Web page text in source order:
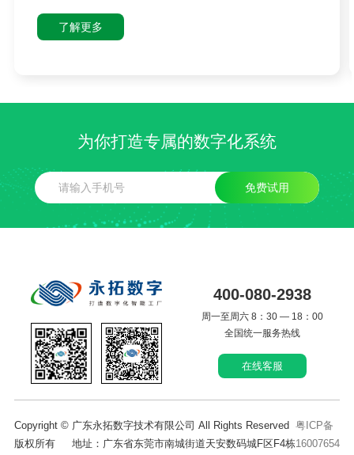
了解更多
为你打造专属的数字化系统
免费试用
400-080-2938
周一至周六 8：30 — 18：00
全国统一服务热线
在线客服
Copyright © 广东永拓数字技术有限公司 All Rights Reserved
版权所有 地址：广东省东莞市南城街道天安数码城F区F4栋
粤ICP备
16007654